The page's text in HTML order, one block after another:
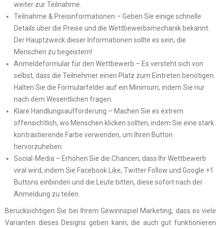
weiter zur Teilnahme.
Teilnahme & Preisinformationen – Geben Sie einige schnelle
Details über die Preise und die Wettbewerbsmechanik bekannt.
Der Hauptzweck dieser Informationen sollte es sein, die
Menschen zu begeistern!
Anmeldeformular für den Wettbewerb – Es versteht sich von
selbst, dass die Teilnehmer einen Platz zum Eintreten benötigen.
Halten Sie die Formularfelder auf ein Minimum, indem Sie nur
nach dem Wesentlichen fragen.
Klare Handlungsaufforderung – Machen Sie es extrem
offensichtlich, wo Menschen klicken sollten, indem Sie eine stark
kontrastierende Farbe verwenden, um Ihren Button
hervorzuheben.
Social-Media – Erhöhen Sie die Chancen, dass Ihr Wettbewerb
viral wird, indem Sie Facebook Like, Twitter Follow und Google +1
Buttons einbinden und die Leute bitten, diese sofort nach der
Anmeldung zu teilen.
Berücksichtigen Sie bei Ihrem Gewinnspiel Marketing, dass es viele
Varianten dieses Designs geben kann, die auch gut funktionieren